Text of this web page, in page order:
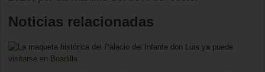
Noticias relacionadas